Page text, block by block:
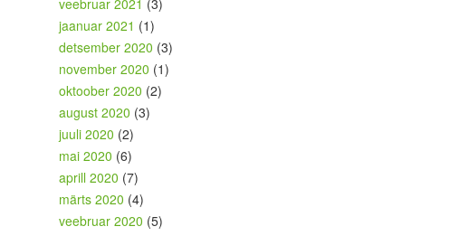
veebruar 2021 (3)
jaanuar 2021 (1)
detsember 2020 (3)
november 2020 (1)
oktoober 2020 (2)
august 2020 (3)
juuli 2020 (2)
mai 2020 (6)
aprill 2020 (7)
märts 2020 (4)
veebruar 2020 (5)